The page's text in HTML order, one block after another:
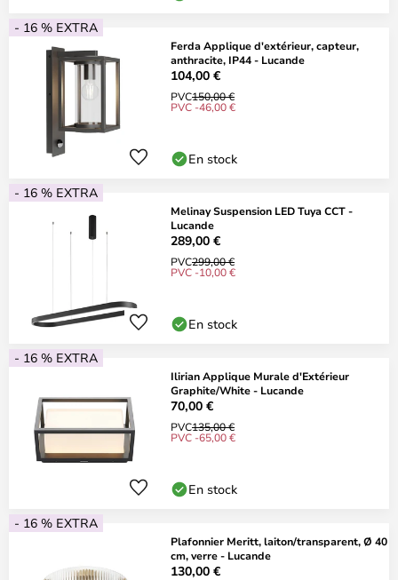
- 16 % EXTRA
Ferda Applique d'extérieur, capteur,
anthracite, IP44 - Lucande
104,00 €
PVC150,00 €
PVC -46,00 €
En stock
- 16 % EXTRA
Melinay Suspension LED Tuya CCT -
Lucande
289,00 €
PVC299,00 €
PVC -10,00 €
En stock
- 16 % EXTRA
Ilirian Applique Murale d'Extérieur
Graphite/White - Lucande
70,00 €
PVC135,00 €
PVC -65,00 €
En stock
- 16 % EXTRA
Plafonnier Meritt, laiton/transparent, Ø 40
cm, verre - Lucande
130,00 €